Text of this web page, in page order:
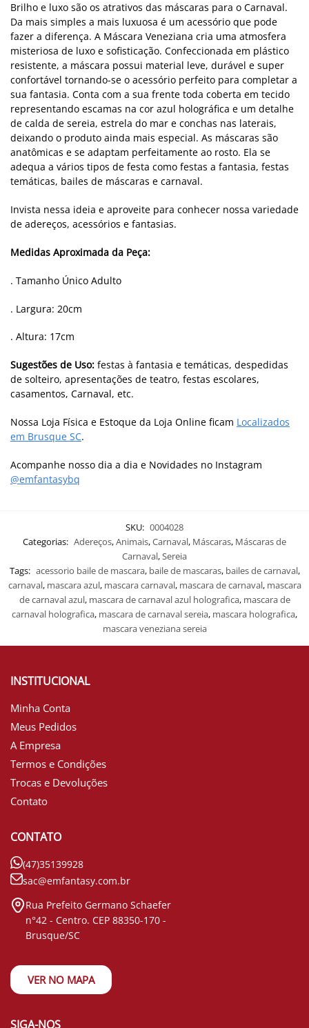
Brilho e luxo são os atrativos das máscaras para o Carnaval.
Da mais simples a mais luxuosa é um acessório que pode
fazer a diferença. A Máscara Veneziana cria uma atmosfera
misteriosa de luxo e sofisticação. Confeccionada em plástico
resistente, a máscara possui material leve, durável e super
confortável tornando-se o acessório perfeito para completar a
sua fantasia. Conta com a sua frente toda coberta em tecido
representando escamas na cor azul holográfica e um detalhe
de calda de sereia, estrela do mar e conchas nas laterais,
deixando o produto ainda mais especial. As máscaras são
anatômicas e se adaptam perfeitamente ao rosto. Ela se
adequa a vários tipos de festa como festas a fantasia, festas
temáticas, bailes de máscaras e carnaval.
Invista nessa ideia e aproveite para conhecer nossa variedade
de adereços, acessórios e fantasias.
Medidas Aproximada da Peça:
. Tamanho Único Adulto
. Largura: 20cm
. Altura: 17cm
Sugestões de Uso: festas à fantasia e temáticas, despedidas
de solteiro, apresentações de teatro, festas escolares,
casamentos, Carnaval, etc.
Nossa Loja Física e Estoque da Loja Online ficam Localizados
em Brusque SC.
Acompanhe nosso dia a dia e Novidades no Instagram
@emfantasybq
SKU: 0004028
Categorias: Adereços,Animais,Carnaval, Máscaras, Máscaras de
Carnaval,Sereia
Tags: acessorio baile de mascara, baile de mascaras, bailes de carnaval,
carnaval, mascara azul, mascara carnaval, mascara de carnaval, mascara
de carnaval azul, mascara de carnaval azul holografica, mascara de
carnaval holografica, mascara de carnaval sereia, mascara holografica,
mascara veneziana sereia
INSTITUCIONAL
Minha Conta
Meus Pedidos
A Empresa
Termos e Condições
Trocas e Devoluções
Contato
CONTATO
(47)35139928
sac@emfantasy.com.br
Rua Prefeito Germano Schaefer
n°42 - Centro. CEP 88350-170 -
Brusque/SC
VER NO MAPA
SIGA-NOS